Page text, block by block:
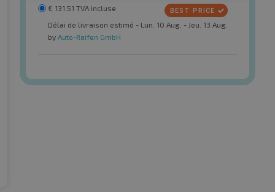
€ 131.51 TVA incluse
Délai de livraison estimé - Lun. 10 Aug. - Jeu. 13 Aug.
by Auto-Raifen GmbH